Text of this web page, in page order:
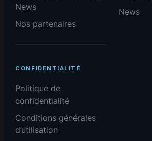
News
Nos partenaires
News
CONFIDENTIALITÉ
Politique de
confidentialité
Conditions générales
d’utilisation